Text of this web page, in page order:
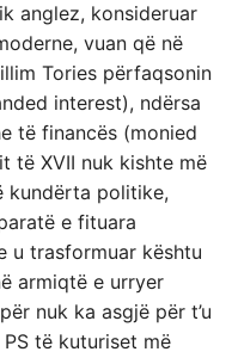
anglez, konsideruar
vuan që në
Tories përfaqsonin
interest), ndërsa
të financës (monied
të XVII nuk kishte më
kundërta politike,
e fituara
u trasformuar kështu
armiqtë e urryer
nuk ka asgjë për t’u
të kuturiset më